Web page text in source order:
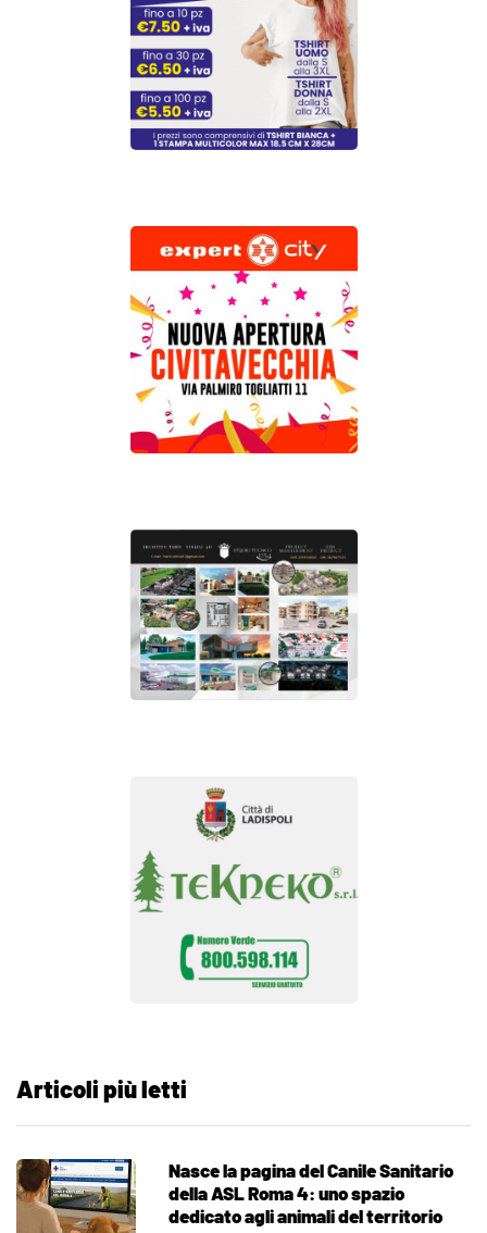
Articoli più letti
Nasce la pagina del Canile Sanitario
della ASL Roma 4: uno spazio
dedicato agli animali del territorio